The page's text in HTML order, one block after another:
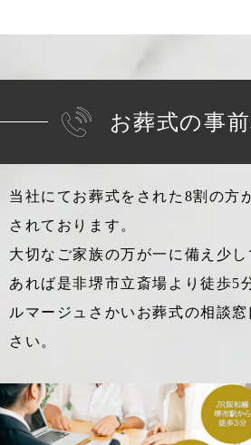
お葬式の事
当社にてお葬式をされた8割の方
されております。
大切なご家族の万が一に備え少
あれば是非堺市立斎場より徒歩5
ルマージュさかいお葬式の相談
さい。